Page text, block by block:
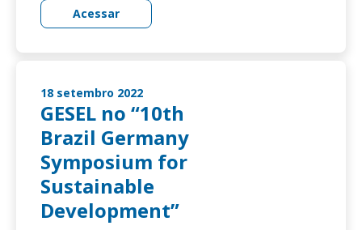
Acessar
18 setembro 2022
GESEL no “10th
Brazil Germany
Symposium for
Sustainable
Development”